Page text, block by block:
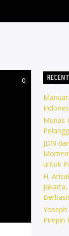
0
Munas
JDN
untuk
H.
Pimpin